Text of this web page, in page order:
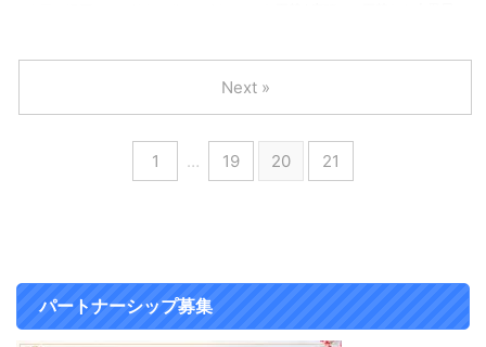
事では過去のハワイ旅行での選び
方（赤・TSAロックなど）をご紹
介していますが、 最新の軽量・
多機能な人気スーツケースは以下
が出てくるときに見過ごしてしま
ったり、 間違えてしまいそうだ
ネットでの口コミでは、店頭の両
替だと 金券ショップの大黒屋が
レートがいいと書かれていたの
で、 私も大黒屋でドル両替をし
ようと思って、最初に行きまし
普通に購入できるものだと思っ ...
1 … 19 20 21
Next »
パートナーシップ募集